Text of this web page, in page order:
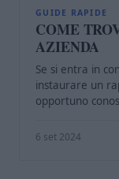
GUIDE RAPIDE
COME
AZIENDA
Se si entra in
instaurare un
opportuno
6 set 2024